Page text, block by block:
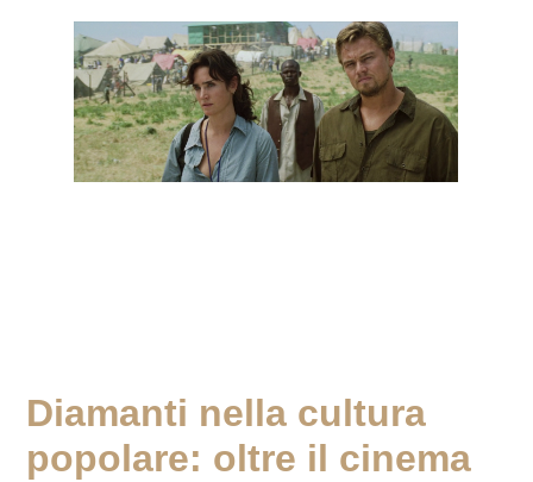
Diamanti nella cultura
popolare: oltre il cinema